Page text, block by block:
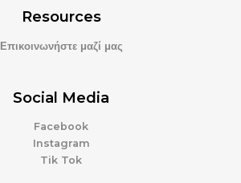
Resources
Επικοινωνήστε μαζί μας
Social Media
Facebook
Instagram
Tik Tok